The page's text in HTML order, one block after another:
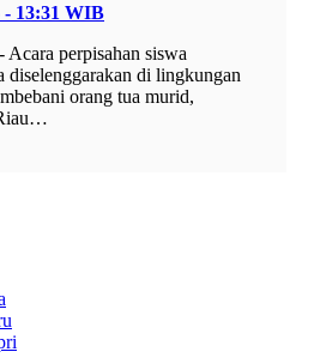
- 13:31 WIB
perpisahan siswa
diselenggarakan di lingkungan
orang tua murid,